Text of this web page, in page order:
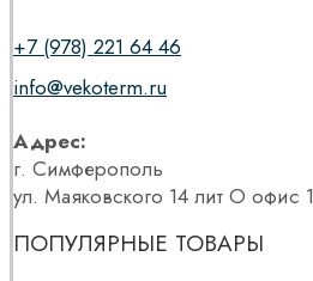
+7 (978) 221 64 46
info@vekoterm.ru
Адрес:
г. Симферополь
ул. Маяковского 14 лит О офис 1
ПОПУЛЯРНЫЕ ТОВАРЫ